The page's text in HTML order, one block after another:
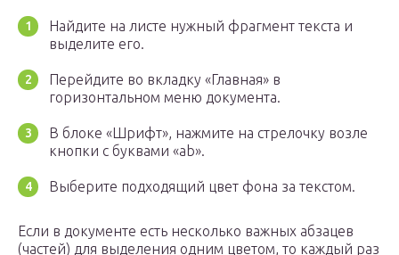
Найдите на листе нужный фрагмент текста и
выделите его.
Перейдите во вкладку «Главная» в
горизонтальном меню документа.
В блоке «Шрифт», нажмите на стрелочку возле
кнопки с буквами «ab».
Выберите подходящий цвет фона за текстом.
Если в документе есть несколько важных абзацев
(частей) для выделения одним цветом, то каждый раз